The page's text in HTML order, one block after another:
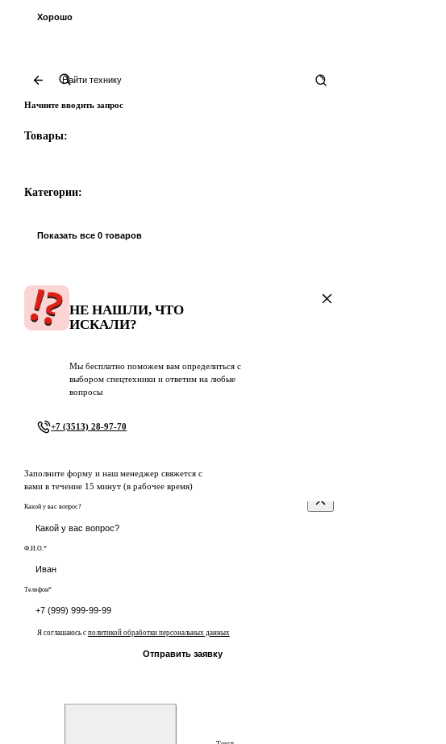
Хорошо
Начните вводить запрос
Товары:
Категории:
Показать все 0 товаров
НЕ НАШЛИ, ЧТО
ИСКАЛИ?
Мы бесплатно поможем вам определиться с
выбором спецтехники и ответим на любые
вопросы
+7 (3513) 28-97-70
Заполните форму и наш менеджер свяжется с
вами в течение 15 минут (в рабочее время)
Какой у вас вопрос?
Ф.И.О.*
Телефон*
Я соглашаюсь с политикой обработки персональных данных
Отправить заявку